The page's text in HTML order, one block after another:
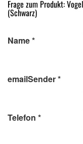
Frage zum Produkt:
(Schwarz)
Name
emailSender
Telefon